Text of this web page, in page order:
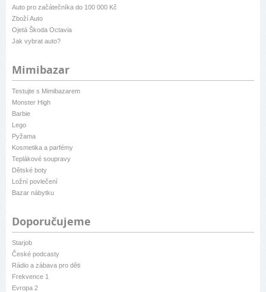
Auto pro začátečníka do 100 000 Kč
Zboží Auto
Ojetá Škoda Octavia
Jak vybrat auto?
Mimibazar
Testujte s Mimibazarem
Monster High
Barbie
Lego
Pyžama
Kosmetika a parfémy
Teplákové soupravy
Dětské boty
Ložní povlečení
Bazar nábytku
Doporučujeme
Starjob
České podcasty
Rádio a zábava pro děti
Frekvence 1
Evropa 2